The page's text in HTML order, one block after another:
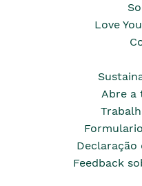
Love
Abre a
Declaração
Feedback